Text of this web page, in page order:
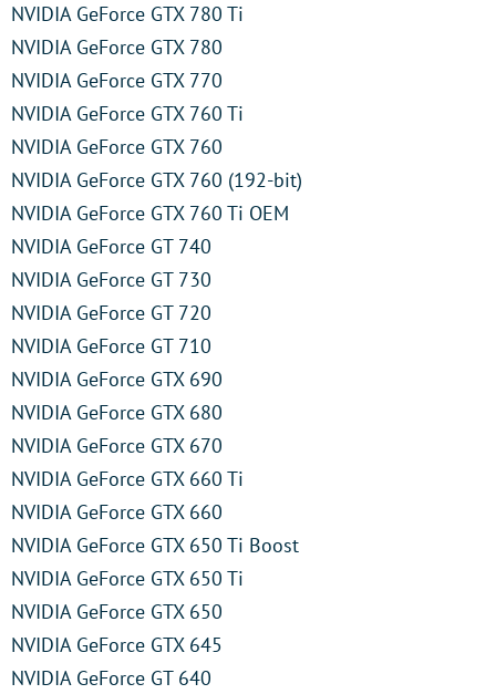
NVIDIA GeForce GTX 780 Ti
NVIDIA GeForce GTX 780
NVIDIA GeForce GTX 770
NVIDIA GeForce GTX 760 Ti
NVIDIA GeForce GTX 760
NVIDIA GeForce GTX 760 (192-bit)
NVIDIA GeForce GTX 760 Ti OEM
NVIDIA GeForce GT 740
NVIDIA GeForce GT 730
NVIDIA GeForce GT 720
NVIDIA GeForce GT 710
NVIDIA GeForce GTX 690
NVIDIA GeForce GTX 680
NVIDIA GeForce GTX 670
NVIDIA GeForce GTX 660 Ti
NVIDIA GeForce GTX 660
NVIDIA GeForce GTX 650 Ti Boost
NVIDIA GeForce GTX 650 Ti
NVIDIA GeForce GTX 650
NVIDIA GeForce GTX 645
NVIDIA GeForce GT 640